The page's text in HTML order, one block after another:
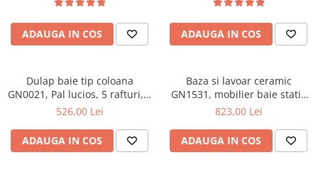
Cuiere
Mobilier gradinita
Scaune gradinita
Set mese si scaune gradinita
Mobila camera copii
ADAUGA IN COS
alb/antracit
ADAUGA IN COS
Dulap baie tip coloana
GN0021, Pal lucios, 5 rafturi, 4
usi, picioare reglabile,
526,00 Lei
ADAUGA IN COS
Baza si lavoar ceramic
GN1531, mobilier baie stativ
55 cm, front MDF, 2 usi, 2
picioare cromate reglabile,
alb
823,00 Lei
ADAUGA IN COS